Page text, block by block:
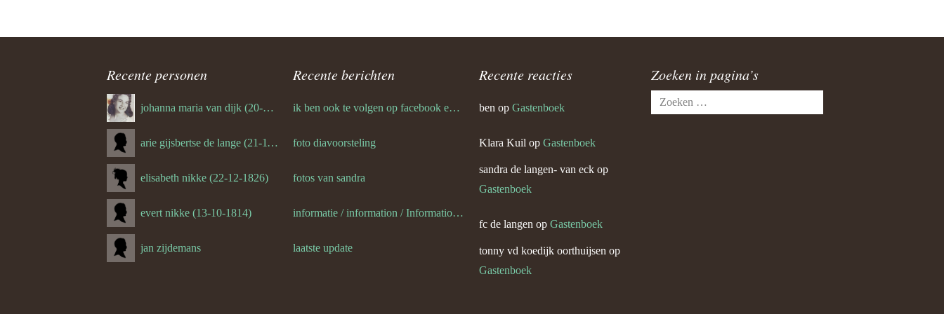
ouder
navigatieRecente personen
johanna maria van dijk (20-07-1939)
arie gijsbertse de lange (21-11-1675)
elisabeth nikke (22-12-1826)
evert nikke (13-10-1814)
jan zijdemans
Recente berichten
ik ben ook te volgen op facebook en twitter
foto diavoorsteling
fotos van sandra
informatie / information / Informationen / l information
laatste update
Recente reacties
ben op Gastenboek
Klara Kuil op Gastenboek
sandra de langen- van eck op
Gastenboek
fc de langen op Gastenboek
tonny vd koedijk oorthuijsen op
Gastenboek
Zoeken in pagina’s
Zoeken
naar: